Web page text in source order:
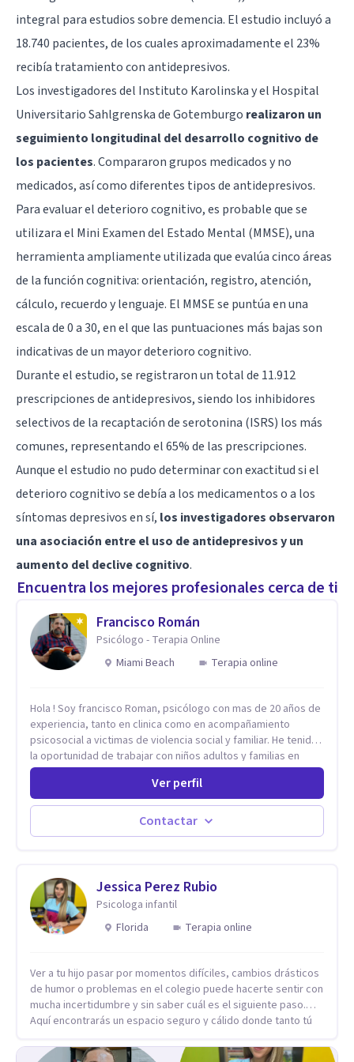
integral para estudios sobre demencia. El estudio incluyó a
18.740 pacientes, de los cuales aproximadamente el 23%
recibía tratamiento con antidepresivos.
Los investigadores del Instituto Karolinska y el Hospital
Universitario Sahlgrenska de Gotemburgo realizaron un
seguimiento longitudinal del desarrollo cognitivo de
los pacientes. Compararon grupos medicados y no
medicados, así como diferentes tipos de antidepresivos.
Para evaluar el deterioro cognitivo, es probable que se
utilizara el Mini Examen del Estado Mental (MMSE), una
herramienta ampliamente utilizada que evalúa cinco áreas
de la función cognitiva: orientación, registro, atención,
cálculo, recuerdo y lenguaje. El MMSE se puntúa en una
escala de 0 a 30, en el que las puntuaciones más bajas son
indicativas de un mayor deterioro cognitivo.
Durante el estudio, se registraron un total de 11.912
prescripciones de antidepresivos, siendo los inhibidores
selectivos de la recaptación de serotonina (ISRS) los más
comunes, representando el 65% de las prescripciones.
Aunque el estudio no pudo determinar con exactitud si el
deterioro cognitivo se debía a los medicamentos o a los
síntomas depresivos en sí, los investigadores observaron
una asociación entre el uso de antidepresivos y un
aumento del declive cognitivo.
Encuentra los mejores profesionales cerca de ti
Francisco Román
Psicólogo - Terapia Online
Miami Beach
Terapia online
Hola ! Soy francisco Roman, psicólogo con mas de 20 años de
experiencia, tanto en clinica como en acompañamiento
psicosocial a victimas de violencia social y familiar. He tenido
la oportunidad de trabajar con niños adultos y familias en
todos los espacios y esto me ha dado un una variedad de
aprendizajes que ahora pongo a tu disposicion. En la
actualidad puedo atenderte de manera presencial y/o virtual,
de lunes a sabado. el costo de cada sesión lo acordamos en
el primer contacto
Ver perfil
Contactar
Jessica Perez Rubio
Psicologa infantil
Florida
Terapia online
Ver a tu hijo pasar por momentos difíciles, cambios drásticos
de humor o problemas en el colegio puede hacerte sentir con
mucha incertidumbre y sin saber cuál es el siguiente paso.
Aquí encontrarás un espacio seguro y cálido donde tanto tú
comprendidos y apoyados para recuperar la tranquilidad en